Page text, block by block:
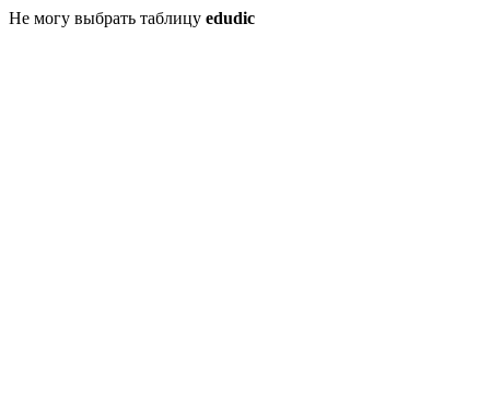
Не могу выбрать таблицу edudic